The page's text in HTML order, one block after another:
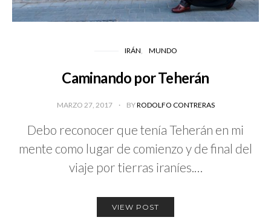
IRÁN MUNDO
Caminando por Teherán
MARZO 27, 2017 BYRODOLFO CONTRERAS
Debo reconocer que tenía Teherán en mi
mente como lugar de comienzo y de final del
viaje por tierras iraníes.…
VIEW POST